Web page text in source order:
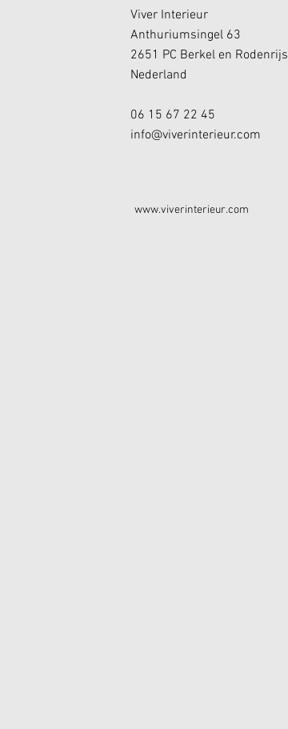
Viver Interieur
Anthuriumsingel 63
2651 PC Berkel en Rodenrijs
Nederland
06 15 67 22 45
info@viverinterieur.com
www.viverinterieur.com